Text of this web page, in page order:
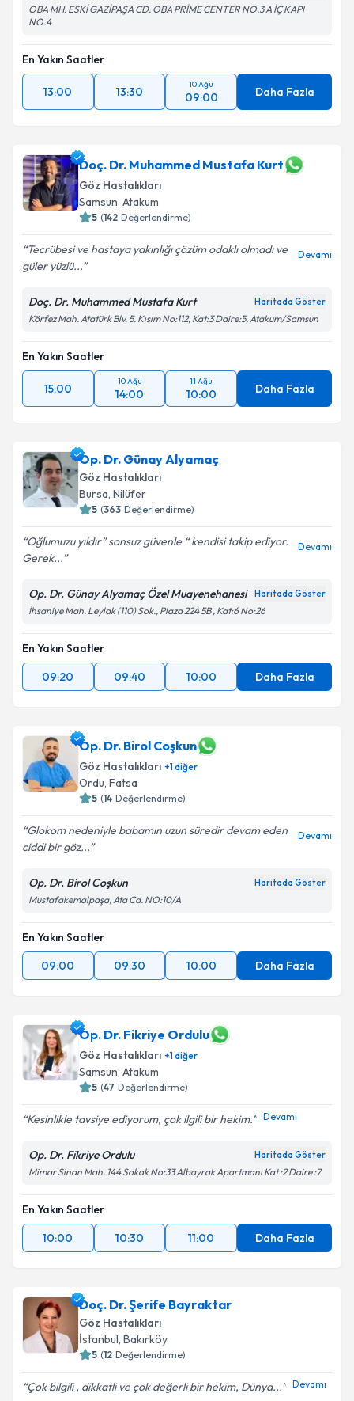
Takvim Talebini Gönder
OBA MH. ESKİ GAZİPAŞA CD. OBA PRİME CENTER NO.3 A İÇ KAPI
NO.4
En Yakın Saatler
13:00 13:30
10 Ağu
09:00 Daha Fazla
Doç. Dr. Muhammed Mustafa Kurt
Göz Hastalıkları
Samsun, Atakum
5 (142 Değerlendirme)
Tecrübesi ve hastaya yakınlığı çözüm odaklı olmadı ve
güler yüzlü...
Devamı
Doç. Dr. Muhammed Mustafa Kurt Haritada Göster
Körfez Mah. Atatürk Blv. 5. Kısım No:112, Kat:3 Daire:5, Atakum/Samsun
En Yakın Saatler
15:00
10 Ağu
14:00
11 Ağu
10:00 Daha Fazla
Op. Dr. Günay Alyamaç
Göz Hastalıkları
Bursa, Nilüfer
5 (363 Değerlendirme)
Oğlumuzu yıldır” sonsuz güvenle “ kendisi takip ediyor.
Gerek...
Devamı
Op. Dr. Günay Alyamaç Özel Muayenehanesi Haritada Göster
İhsaniye Mah. Leylak (110) Sok., Plaza 224 5B , Kat:6 No:26
En Yakın Saatler
09:20
09:40 10:00 Daha Fazla
Op. Dr. Birol Coşkun
Göz Hastalıkları +1diğer
Ordu, Fatsa
5 (14 Değerlendirme)
Glokom nedeniyle babamın uzun süredir devam eden
ciddi bir göz...
Devamı
Op. Dr. Birol Coşkun Haritada Göster
Mustafakemalpaşa, Ata Cd. NO:10/A
En Yakın Saatler
09:00
09:30 10:00 Daha Fazla
Op. Dr. Fikriye Ordulu
Göz Hastalıkları +1diğer
Samsun, Atakum
5 (47 Değerlendirme)
Kesinlikle tavsiye ediyorum, çok ilgili bir hekim. Devamı
Op. Dr. Fikriye Ordulu Haritada Göster
Mimar Sinan Mah. 144 Sokak No:33 Albayrak Apartmanı Kat :2 Daire :7
En Yakın Saatler
10:00
10:30 11:00 Daha Fazla
Doç. Dr. Şerife Bayraktar
Göz Hastalıkları
İstanbul, Bakırköy
5 (12 Değerlendirme)
Çok bilgili , dikkatli ve çok değerli bir hekim, Dünya... Devamı